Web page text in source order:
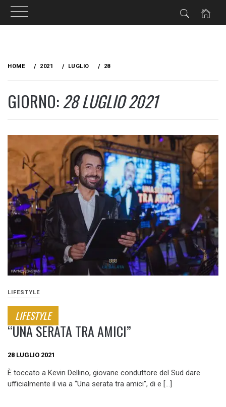
HOME 2021 LUGLIO 28
GIORNO:28 LUGLIO 2021
LIFESTYLE
LIFESTYLE
“UNA SERATA TRA AMICI”
28 LUGLIO 2021
È toccato a Kevin Dellino, giovane conduttore del Sud dare
ufficialmente il via a “Una serata tra amici”, di e […]